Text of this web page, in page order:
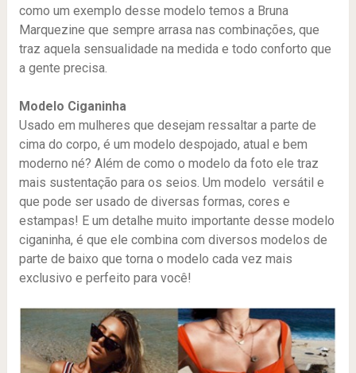
como um exemplo desse modelo temos a Bruna
Marquezine que sempre arrasa nas combinações, que
traz aquela sensualidade na medida e todo conforto que
a gente precisa.
Modelo Ciganinha
Usado em mulheres que desejam ressaltar a parte de
cima do corpo, é um modelo despojado, atual e bem
moderno né? Além de como o modelo da foto ele traz
mais sustentação para os seios. Um modelo versátil e
que pode ser usado de diversas formas, cores e
estampas! E um detalhe muito importante desse modelo
ciganinha, é que ele combina com diversos modelos de
parte de baixo que torna o modelo cada vez mais
exclusivo e perfeito para você!